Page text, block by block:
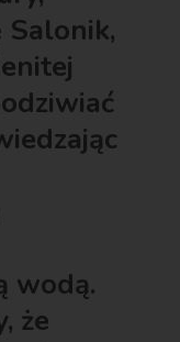
Salonik,
wodą.
że